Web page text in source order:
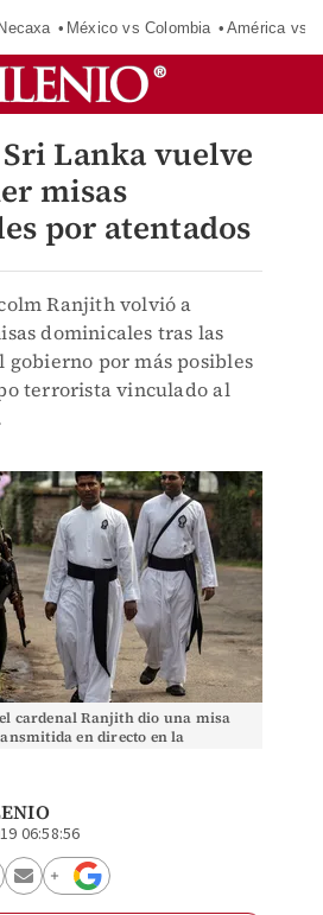
México vs Colombia América vs
Lanka vuelve
misas
por atentados
Ranjith volvió a
dominicales tras las
gobierno por más posibles
terrorista vinculado al
cardenal Ranjith dio una misa
en directo en la
06:58:56